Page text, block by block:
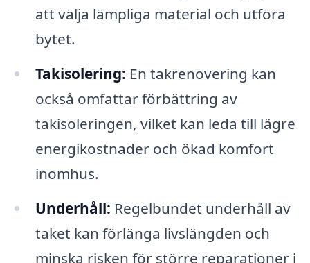
att välja lämpliga material och utföra
bytet.
Takisolering: En takrenovering kan
också omfattar förbättring av
takisoleringen, vilket kan leda till lägre
energikostnader och ökad komfort
inomhus.
Underhåll: Regelbundet underhåll av
taket kan förlänga livslängden och
minska risken för större reparationer i